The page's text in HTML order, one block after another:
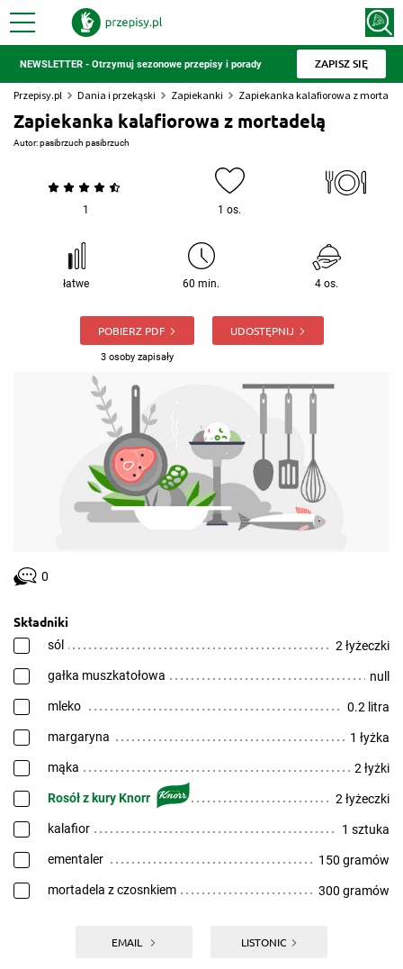
NEWSLETTER - Otrzymuj sezonowe przepisy i porady ZAPISZ SIĘ
Przepisy.pl Dania i przekąski Zapiekanki Zapiekanka kalafiorowa z
Zapiekanka kalafiorowa z mortadelą
Autor:pasibrzuch pasibrzuch
1 1 os.
łatwe 60 min. 4 os.
POBIERZ PDF
3 osoby zapisały
UDOSTĘPNIJ
0
Składniki
sól 2 łyżeczki
gałka muszkatołowa null
mleko 0.2 litra
margaryna 1 łyżka
mąka 2 łyżki
Rosół z kury Knorr 2 łyżeczki
kalafior 1 sztuka
ementaler 150 gramów
mortadela z czosnkiem 300 gramów
EMAIL LISTONIC